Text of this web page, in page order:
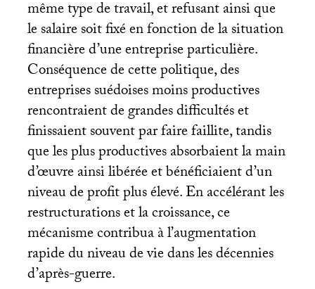
même type de travail, et refusant ainsi que
le salaire soit fixé en fonction de la situation
financière d’une entreprise particulière.
Conséquence de cette politique, des
entreprises suédoises moins productives
rencontraient de grandes difficultés et
finissaient souvent par faire faillite, tandis
que les plus productives absorbaient la main
d’œuvre ainsi libérée et bénéficiaient d’un
niveau de profit plus élevé. En accélérant les
restructurations et la croissance, ce
mécanisme contribua à l’augmentation
rapide du niveau de vie dans les décennies
d’après-guerre.